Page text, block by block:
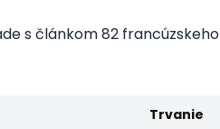
s článkom 82 francúzskeho
Trvanie